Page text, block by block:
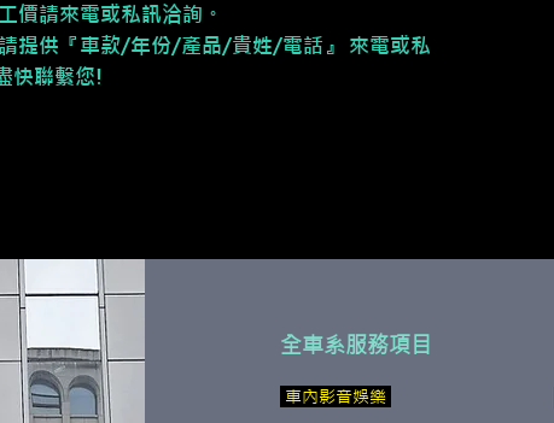
價請來電或私訊洽詢。
提供『車款/年份/產品/貴姓/電話』 來電或私
快聯繫您!
全車系服務項目
​ 車內影音娛樂